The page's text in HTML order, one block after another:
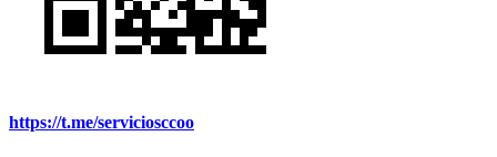
https://t.me/serviciosccoo